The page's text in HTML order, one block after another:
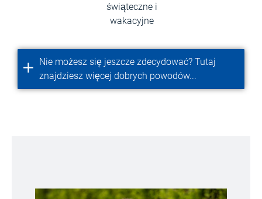
świąteczne i
wakacyjne
Nie możesz się jeszcze zdecydować? Tutaj
znajdziesz więcej dobrych powodów...